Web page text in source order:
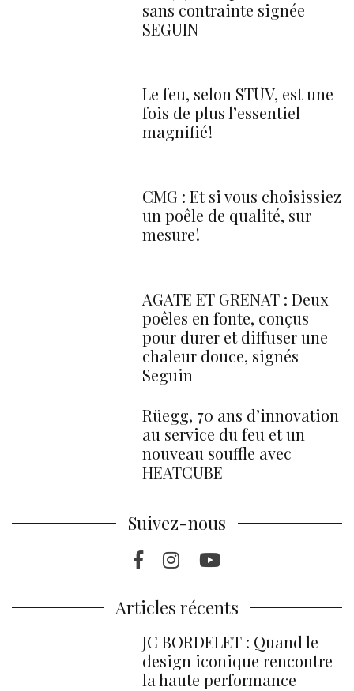
sans contrainte signée
SEGUIN
Le feu, selon STÛV, est une
fois de plus l’essentiel
magnifié !
CMG : Et si vous choisissiez
un poêle de qualité, sur
mesure !
AGATE ET GRENAT : Deux
poêles en fonte, conçus
pour durer et diffuser une
chaleur douce, signés
Seguin
Rüegg, 70 ans d’innovation
au service du feu et un
nouveau souffle avec
HEATCUBE
Suivez-nous
Facebook
Instragram
Youtube
Articles récents
JC BORDELET : Quand le
design iconique rencontre
la haute performance